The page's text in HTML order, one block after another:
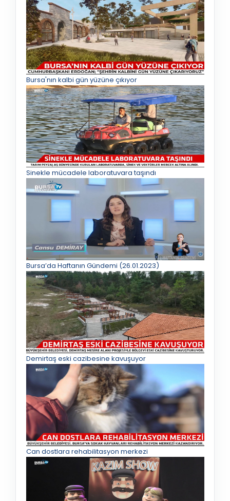
Bursa'nın kalbi gün yüzüne çıkıyor
Sinekle mücadele laboratuvara taşındı
Bursa’da Haftanın Gündemi (26.01.2023)
Demirtaş eski cazibesine kavuşuyor
Can dostlara rehabilitasyon merkezi